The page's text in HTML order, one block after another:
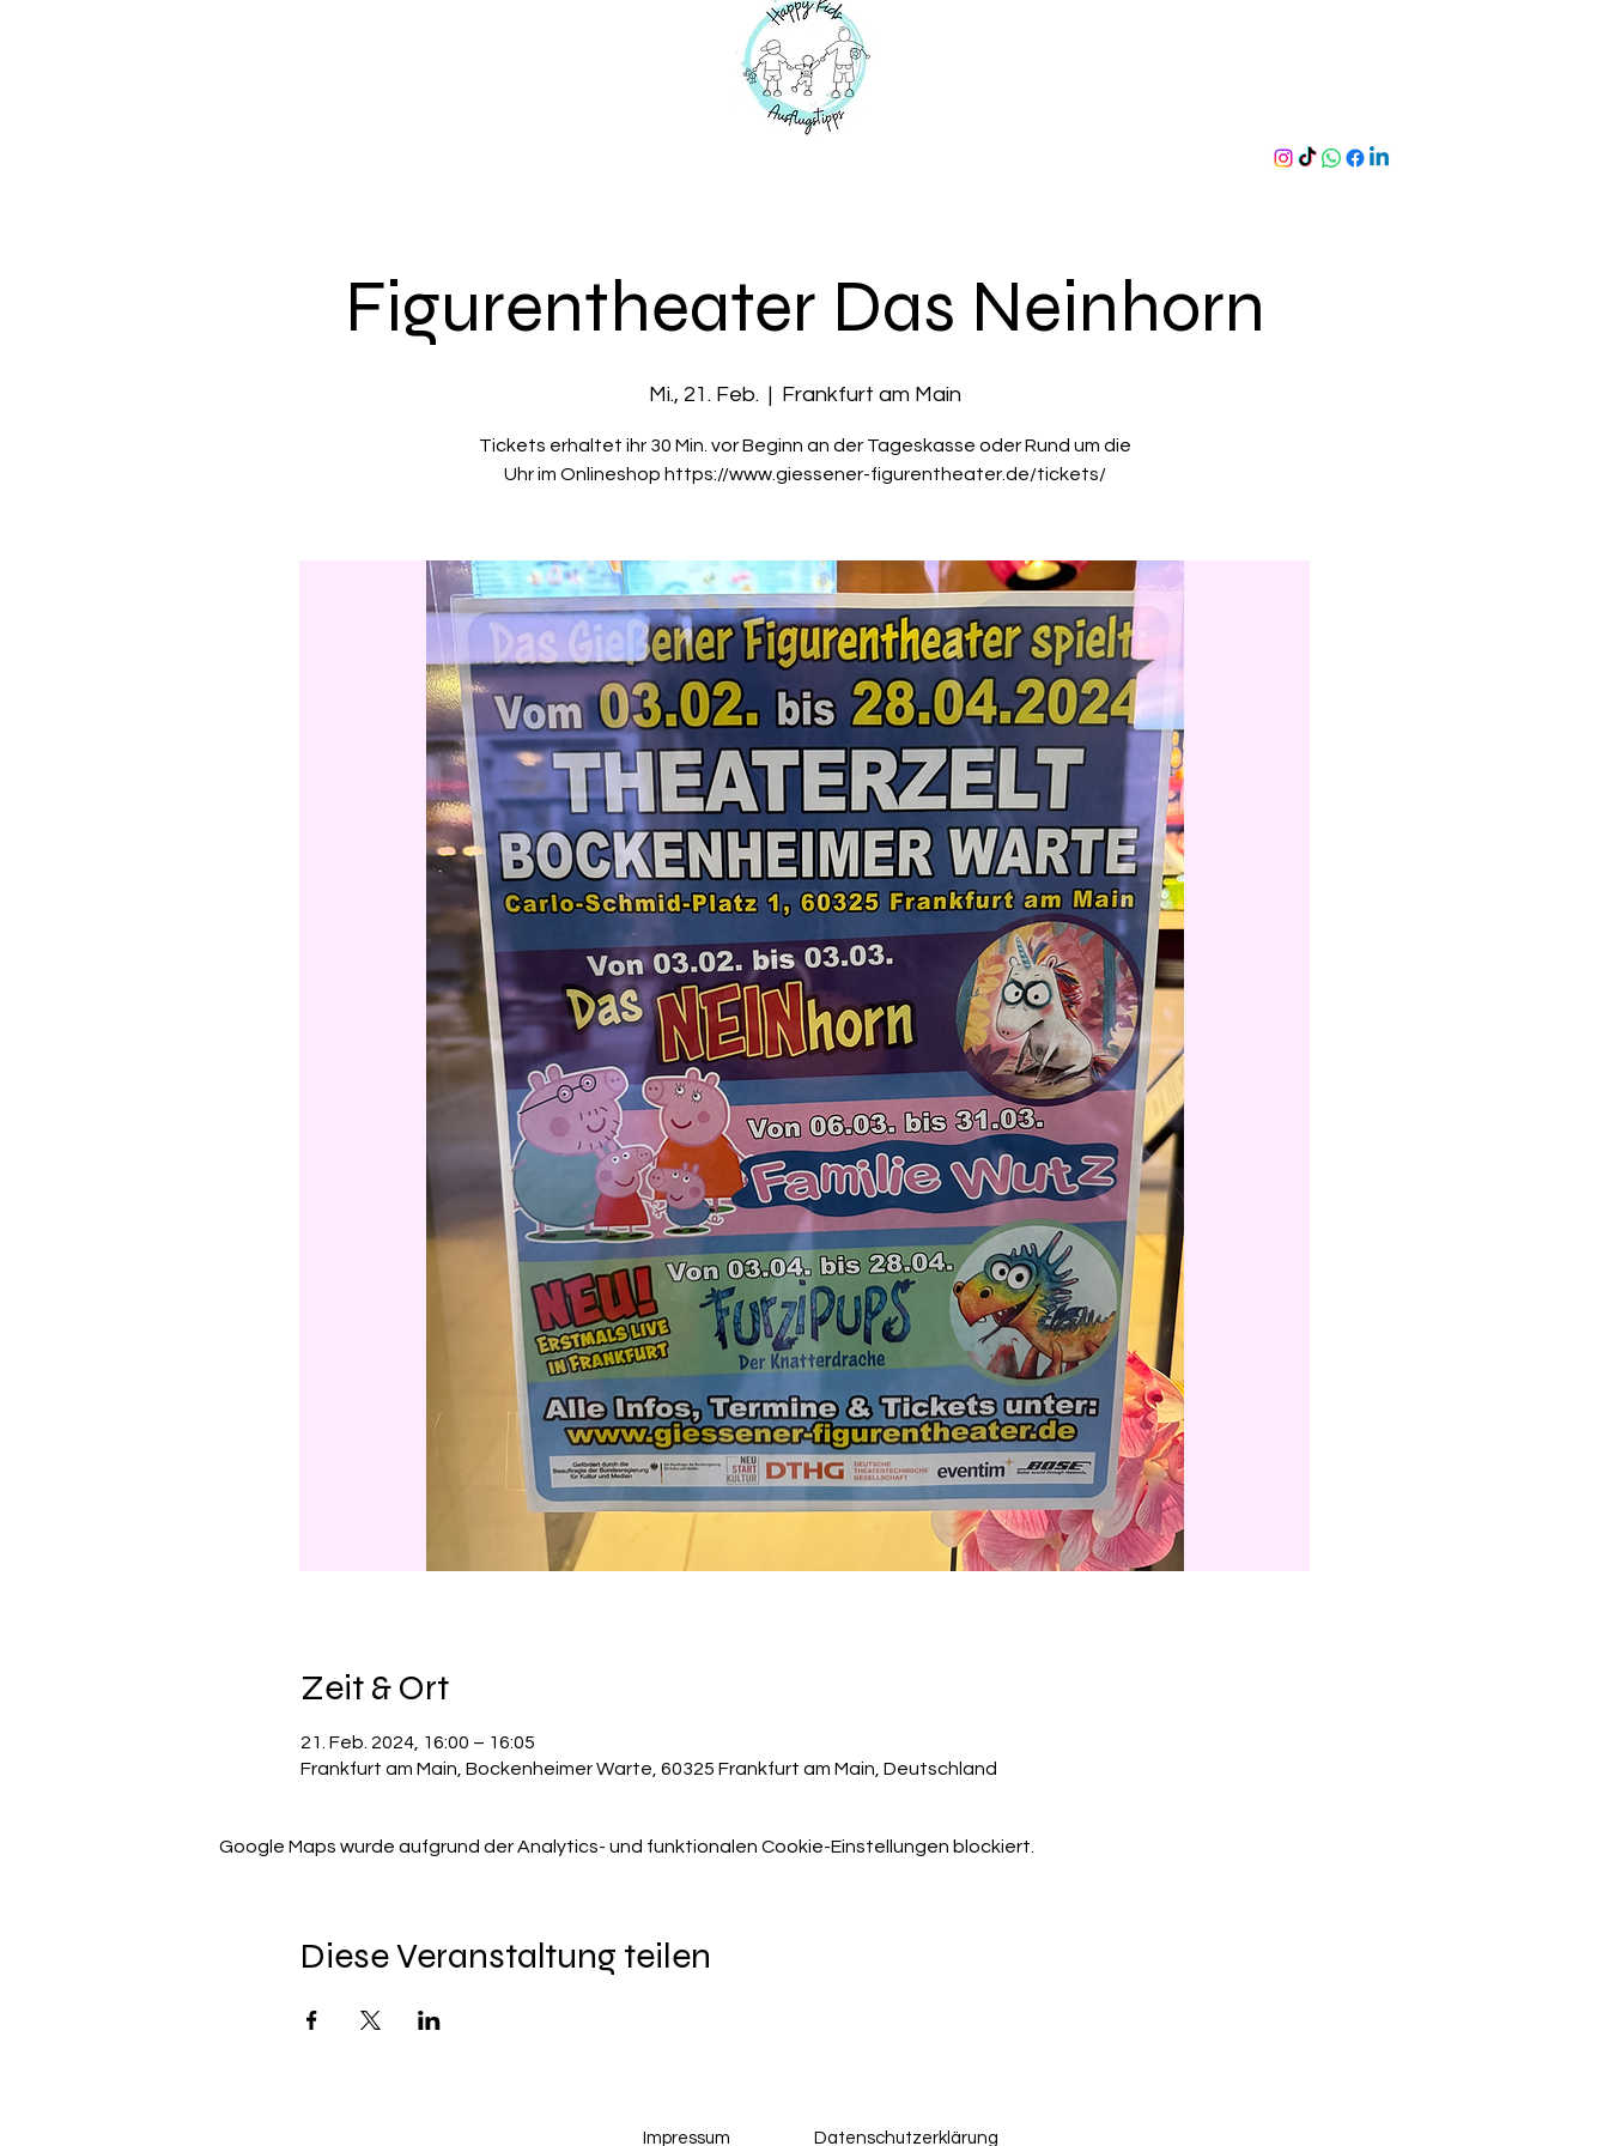
Figurentheater Das Neinhorn
Mi., 21. Feb.
  |
Frankfurt am Main
Tickets erhaltet ihr 30 Min. vor Beginn an der Tageskasse oder Rund um die
Uhr im Onlineshop https://www.giessener-figurentheater.de/tickets/
Zeit & Ort
21. Feb. 2024, 16:00 – 16:05
Frankfurt am Main, Bockenheimer Warte, 60325 Frankfurt am Main, Deutschland
Google Maps wurde aufgrund der Analytics- und funktionalen Cookie-Einstellungen blockiert.
Diese Veranstaltung teilen
Impressum Datenschutzerklärung